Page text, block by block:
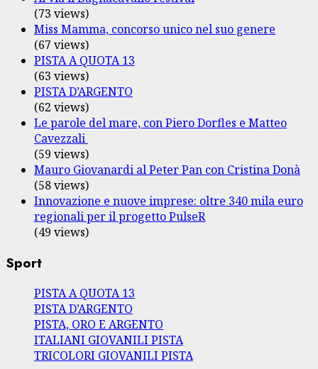
(73 views)
Miss Mamma, concorso unico nel suo genere
(67 views)
PISTA A QUOTA 13
(63 views)
PISTA D’ARGENTO
(62 views)
Le parole del mare, con Piero Dorfles e Matteo
Cavezzali
(59 views)
Mauro Giovanardi al Peter Pan con Cristina Donà
(58 views)
Innovazione e nuove imprese: oltre 340 mila euro
regionali per il progetto PulseR
(49 views)
Sport
PISTA A QUOTA 13
PISTA D’ARGENTO
PISTA, ORO E ARGENTO
ITALIANI GIOVANILI PISTA
TRICOLORI GIOVANILI PISTA